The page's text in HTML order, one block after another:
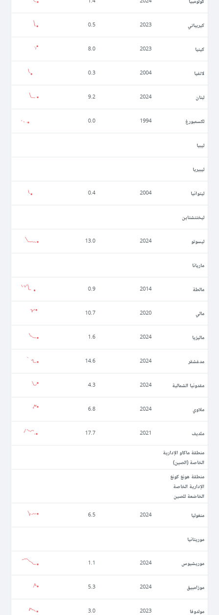
كيريباتي 2023
0.5
كينيا 2023
8.0
لاتفيا 2004
0.3
لبنان 2024
9.2
لكسمبورغ 1994
0.0
ليبيا
ليبيريا
ليتوانيا 2004
0.4
ليختنشتاين
ليسوتو 2024
13.0
ماريانا
مالطة 2014
0.9
مالي 2020
10.7
ماليزيا 2024
1.6
مدغشقر 2024
14.6
مقدونيا الشمالية 2024
4.3
ملاوي 2024
6.8
ملديف 2021
17.7
منطقة ماكاو الإدارية
الخاصة (الصين)
منطقة هونغ كونغ
الإدارية الخاصة
الخاضعة للصين
منغوليا 2024
6.5
موريتانيا
موريشيوس 2024
1.1
موزامبيق 2024
5.3
مولدوفا 2023
3.0